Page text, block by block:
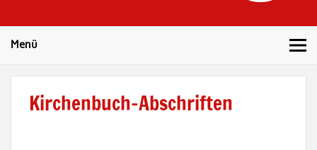
Menü
Kirchenbuch-Abschriften